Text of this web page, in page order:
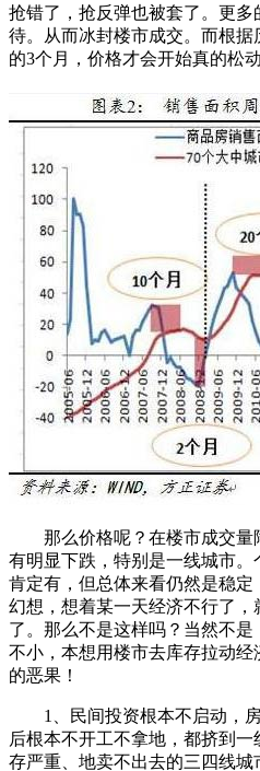
抢错了，抢反弹也被套了。更
待。从而冰封楼市成交。而根
的3个月，价格才会开始真的松动
那么价格呢？在楼市成交量
有明显下跌，特别是一线城市
肯定有，但总体来看仍然是稳
幻想，想着某一天经济不行了
了。那么不是这样吗？当然不是
不小，本想用楼市去库存拉动
的恶果！
1、民间投资根本不启动，房
后根本不开工不拿地，都挤到
存严重、地卖不出去的三四线